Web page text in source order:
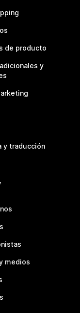
de producto
y
y traducción
medios